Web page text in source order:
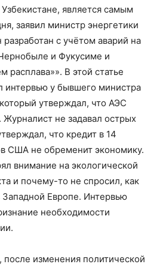
является самым
заявил министр энергетики
с учётом аварий на
и Фукусиме и
расплава»». В этой статье
интервью у бывшего министра
утверждал, что АЭС
Журналист не задавал острых
что кредит в 14
США не обременит экономику.
внимание на экологической
и почему-то не спросил, как
Западной Европе. Интервью
необходимости
изменения политической